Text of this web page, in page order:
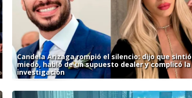
Candela Arizaga rompió el silencio: dijo que sintió
miedo, habló de un supuesto dealer y complicó la
investigación